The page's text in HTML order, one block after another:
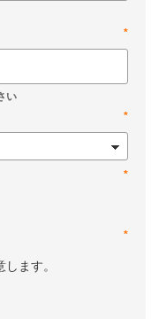
*
*
*
*
ます。